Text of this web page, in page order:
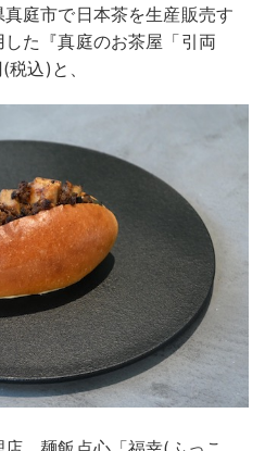
庭市で日本茶を生産販売す
た『真庭のお茶屋「引両
込)と、